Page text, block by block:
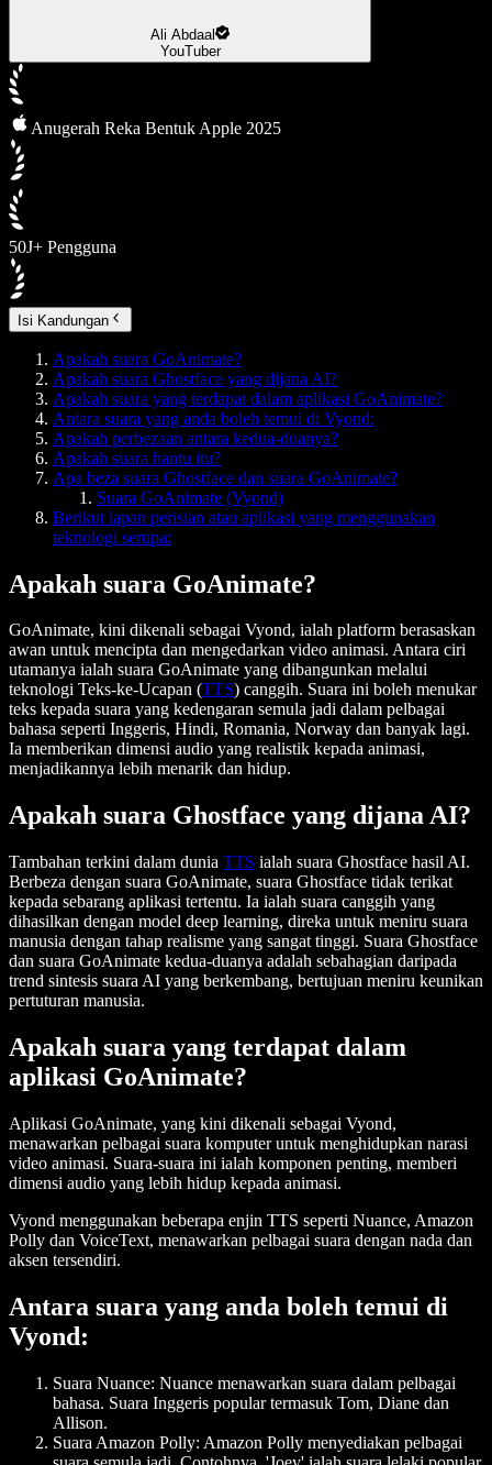
Ali Abdaal
YouTuber
Anugerah Reka Bentuk Apple 2025
50J+ Pengguna
Isi Kandungan
Apakah suara GoAnimate?
Apakah suara Ghostface yang dijana AI?
Apakah suara yang terdapat dalam aplikasi GoAnimate?
Antara suara yang anda boleh temui di Vyond:
Apakah perbezaan antara kedua-duanya?
Apakah suara hantu itu?
Apa beza suara Ghostface dan suara GoAnimate?
Suara GoAnimate (Vyond)
Berikut lapan perisian atau aplikasi yang menggunakan
teknologi serupa:
Apakah suara GoAnimate?
GoAnimate, kini dikenali sebagai Vyond, ialah platform berasaskan
awan untuk mencipta dan mengedarkan video animasi. Antara ciri
utamanya ialah suara GoAnimate yang dibangunkan melalui
teknologi Teks-ke-Ucapan (TTS) canggih. Suara ini boleh menukar
teks kepada suara yang kedengaran semula jadi dalam pelbagai
bahasa seperti Inggeris, Hindi, Romania, Norway dan banyak lagi.
Ia memberikan dimensi audio yang realistik kepada animasi,
menjadikannya lebih menarik dan hidup.
Apakah suara Ghostface yang dijana AI?
Tambahan terkini dalam dunia TTS ialah suara Ghostface hasil AI.
Berbeza dengan suara GoAnimate, suara Ghostface tidak terikat
kepada sebarang aplikasi tertentu. Ia ialah suara canggih yang
dihasilkan dengan model deep learning, direka untuk meniru suara
manusia dengan tahap realisme yang sangat tinggi. Suara Ghostface
dan suara GoAnimate kedua-duanya adalah sebahagian daripada
trend sintesis suara AI yang berkembang, bertujuan meniru keunikan
pertuturan manusia.
Apakah suara yang terdapat dalam
aplikasi GoAnimate?
Aplikasi GoAnimate, yang kini dikenali sebagai Vyond,
menawarkan pelbagai suara komputer untuk menghidupkan narasi
video animasi. Suara-suara ini ialah komponen penting, memberi
dimensi audio yang lebih hidup kepada animasi.
Vyond menggunakan beberapa enjin TTS seperti Nuance, Amazon
Polly dan VoiceText, menawarkan pelbagai suara dengan nada dan
aksen tersendiri.
Antara suara yang anda boleh temui di
Vyond:
Suara Nuance: Nuance menawarkan suara dalam pelbagai
bahasa. Suara Inggeris popular termasuk Tom, Diane dan
Allison.
Suara Amazon Polly: Amazon Polly menyediakan pelbagai